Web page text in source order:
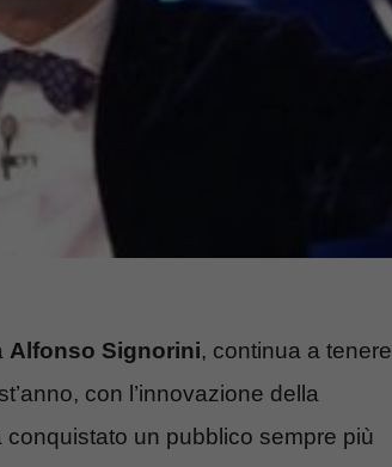
Alfonso Signorini, continua a tenere
con l’innovazione della
un pubblico sempre più